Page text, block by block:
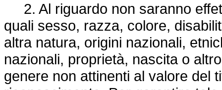
2. Al riguardo non saranno
quali sesso, razza, colore,
altra natura, origini nazionali,
nazionali, proprietà, nascita o
genere non attinenti al valore del